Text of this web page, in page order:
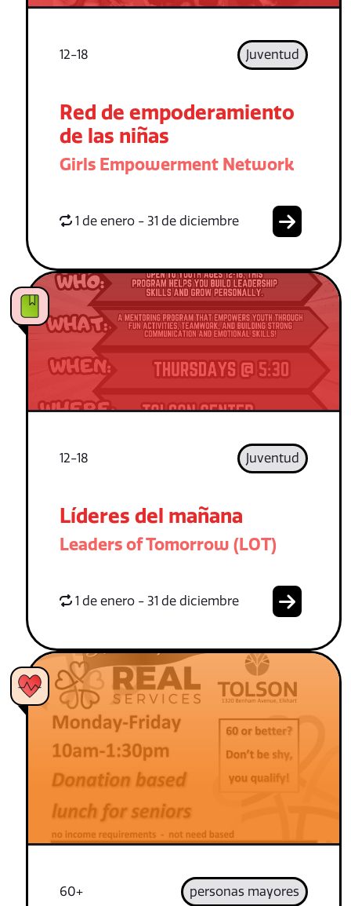
12-18 Juventud
Red de empoderamiento
de las niñas
Girls Empowerment Network
1 de enero - 31 de diciembre
12-18 Juventud
Líderes del mañana
Leaders of Tomorrow (LOT)
1 de enero - 31 de diciembre
60+ personas mayores